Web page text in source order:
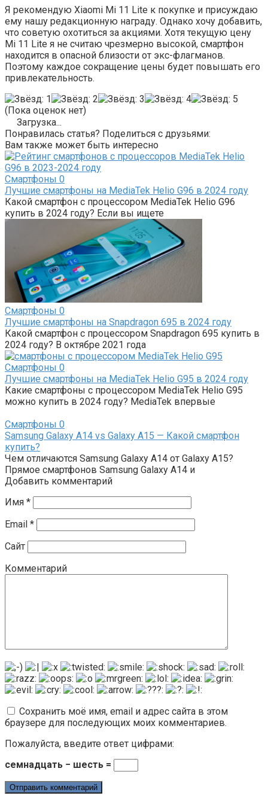
Я рекомендую Xiaomi Mi 11 Lite к покупке и присуждаю
ему нашу редакционную награду. Однако хочу добавить,
что советую охотиться за акциями. Хотя текущую цену
Mi 11 Lite я не считаю чрезмерно высокой, смартфон
находится в опасной близости от экс-флагманов.
Поэтому каждое сокращение цены будет повышать его
привлекательность.
(Пока оценок нет)
Загрузка...
Понравилась статья? Поделиться с друзьями:
Вам также может быть интересно
Смартфоны 0
Лучшие смартфоны на MediaTek Helio G96 в 2024 году
Какой смартфон с процессором MediaTek Helio G96
купить в 2024 году? Если вы ищете
Смартфоны 0
Лучшие смартфоны на Snapdragon 695 в 2024 году
Какой смартфон с процессором Snapdragon 695 купить в
2024 году? В октябре 2021 года
Смартфоны 0
Лучшие смартфоны на MediaTek Helio G95 в 2024 году
Какие смартфоны с процессором MediaTek Helio G95
можно купить в 2024 году? MediaTek впервые
Смартфоны 0
Samsung Galaxy A14 vs Galaxy A15 — Какой смартфон
купить?
Чем отличаются Samsung Galaxy A14 от Galaxy A15?
Прямое смартфонов Samsung Galaxy A14 и
Добавить комментарий
Имя *
Email *
Сайт
Комментарий
Сохранить моё имя, email и адрес сайта в этом
браузере для последующих моих комментариев.
Пожалуйста, введите ответ цифрами:
семнадцать − шесть =